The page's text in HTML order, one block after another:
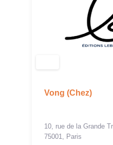
Vong (Chez)
10, rue de la Grande
75001, Paris